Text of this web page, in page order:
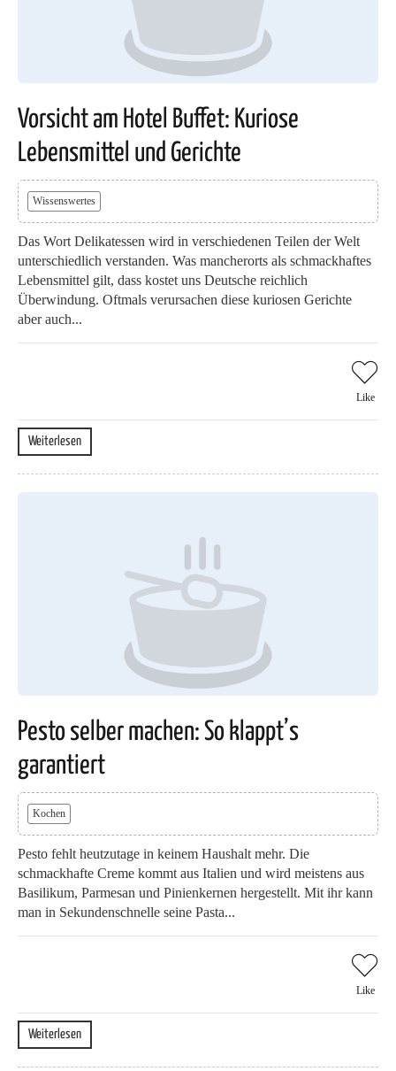
Vorsicht am Hotel Buffet: Kuriose
Lebensmittel und Gerichte
Wissenswertes
Das Wort Delikatessen wird in verschiedenen Teilen der Welt
unterschiedlich verstanden. Was mancherorts als schmackhaftes
Lebensmittel gilt, dass kostet uns Deutsche reichlich
Überwindung. Oftmals verursachen diese kuriosen Gerichte
aber auch...
Like
Weiterlesen
Pesto selber machen: So klappt’s
garantiert
Kochen
Pesto fehlt heutzutage in keinem Haushalt mehr. Die
schmackhafte Creme kommt aus Italien und wird meistens aus
Basilikum, Parmesan und Pinienkernen hergestellt. Mit ihr kann
man in Sekundenschnelle seine Pasta...
Like
Weiterlesen